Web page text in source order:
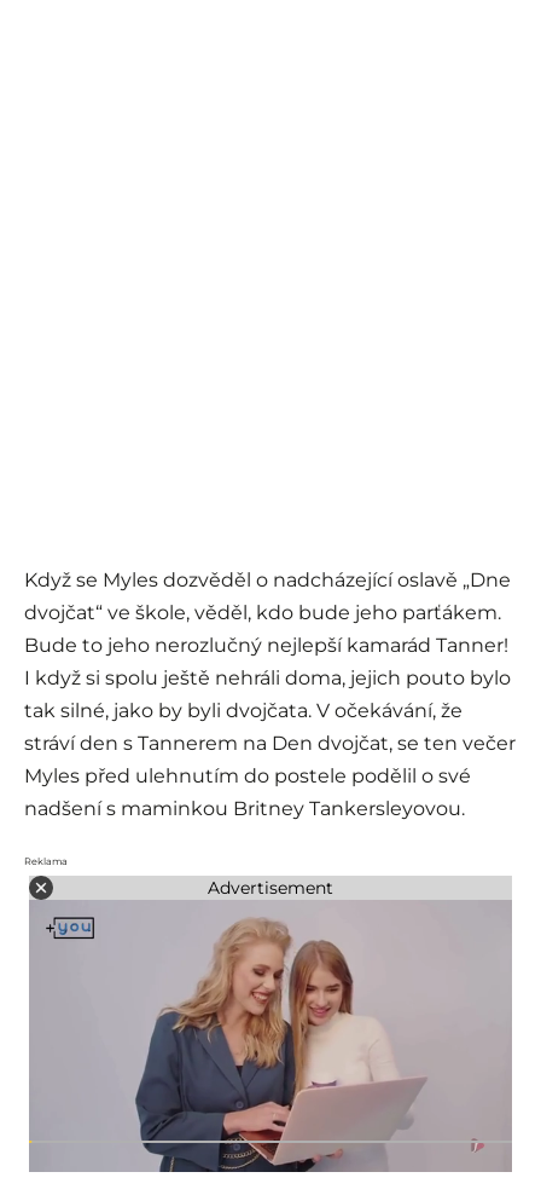
Když se Myles dozvěděl o nadcházející oslavě „Dne
dvojčat“ ve škole, věděl, kdo bude jeho parťákem.
Bude to jeho nerozlučný nejlepší kamarád Tanner!
I když si spolu ještě nehráli doma, jejich pouto bylo
tak silné, jako by byli dvojčata. V očekávání, že
stráví den s Tannerem na Den dvojčat, se ten večer
Myles před ulehnutím do postele podělil o své
nadšení s maminkou Britney Tankersleyovou.
Reklama
Advertisement